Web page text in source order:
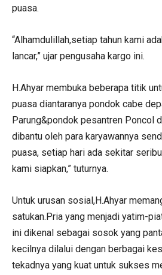
puasa.
“Alhamdulillah,setiap tahun kami
lancar,” ujar pengusaha kargo ini.
H.Ahyar membuka beberapa titik
puasa diantaranya pondok cabe
Parung&pondok pesantren Poncol
dibantu oleh para karyawannya
puasa, setiap hari ada sekitar
kami siapkan,” tuturnya.
Untuk urusan sosial,H.Ahyar
satukan.Pria yang menjadi yatim-
ini dikenal sebagai sosok yang
kecilnya dilalui dengan berbagai
tekadnya yang kuat untuk sukses